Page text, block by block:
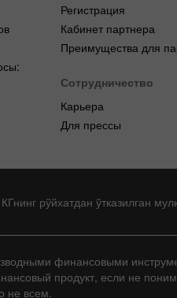
Регистрация
Кабинет партнера
Преимущества для
Сотрудничество
Карьера
Для прессы
рўйхатдан ўтказилган
финансовыми
продукт, если не
не всем.